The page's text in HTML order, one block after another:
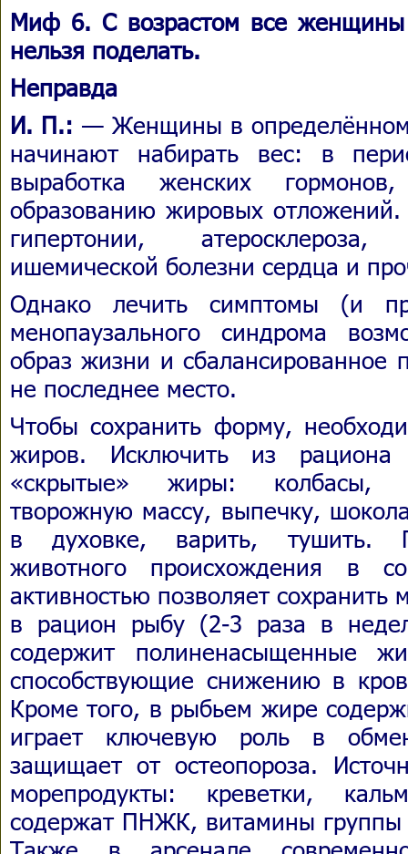
Миф 6. С возрастом все
нельзя поделать.
Неправда
И. П.: — Женщины в определённом
начинают набирать вес: в
выработка женских
образованию жировых отложений.
гипертонии,
ишемической болезни сердца и
Однако лечить симптомы (и
менопаузального синдрома
образ жизни и сбалансированное
не последнее место.
Чтобы сохранить форму,
жиров. Исключить из рациона
«скрытые» жиры: колбасы,
творожную массу, выпечку,
в духовке, варить, тушить.
животного происхождения в
активностью позволяет
в рацион рыбу (2-3 раза в
содержит полиненасыщенные
способствующие снижению в
Кроме того, в рыбьем жире
играет ключевую роль в
защищает от остеопороза.
морепродукты: креветки,
содержат ПНЖК, витамины